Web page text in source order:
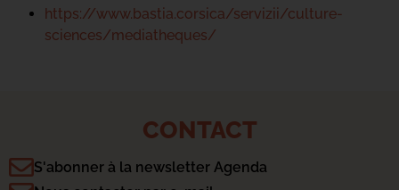
https://www.bastia.corsica/servizii/culture-
sciences/mediatheques/
CONTACT
S'abonner à la newsletter Agenda